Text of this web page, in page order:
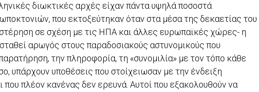
διωκτικές αρχές είχαν πάντα υψηλά ποσοστά
που εκτοξεύτηκαν όταν στα μέσα της δεκαετίας του
σε σχέση με τις ΗΠΑ και άλλες ευρωπαϊκές χώρες- η
αρωγός στους παραδοσιακούς αστυνομικούς που
την πληροφορία, τη «συνομιλία» με τον τόπο κάθε
υπάρχουν υποθέσεις που στοίχειωσαν με την ένδειξη
που πλέον κανένας δεν ερευνά. Αυτοί που εξακολουθούν να